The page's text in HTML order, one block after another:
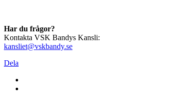
Har du frågor?
Kontakta VSK Bandys Kansli:
kansliet@vskbandy.se
Dela